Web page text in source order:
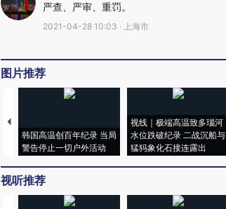
严查、严审、重罚。
2021-04-28 10:03 · 上海市
图片推荐
韩国高温创百年纪录 当局
警告停止一切户外活动
视线｜极端高温致多瑙河
水位跌破纪录 二战沉船与
猛犸象化石接连露出
视听推荐